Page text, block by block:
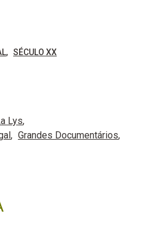
SÉCULO XX
Lys
Grandes Documentários